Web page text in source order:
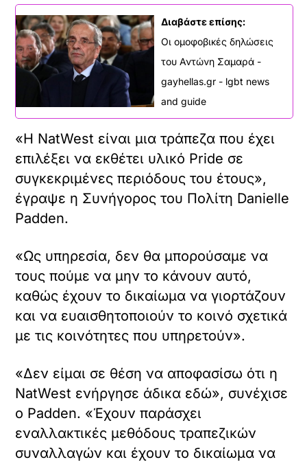
Διαβάστε επίσης:
Οι ομοφοβικές δηλώσεις
του Αντώνη Σαμαρά -
gayhellas.gr - lgbt news
and guide
«Η NatWest είναι μια τράπεζα που έχει
επιλέξει να εκθέτει υλικό Pride σε
συγκεκριμένες περιόδους του έτους»,
έγραψε η Συνήγορος του Πολίτη Danielle
Padden.
«Ως υπηρεσία, δεν θα μπορούσαμε να
τους πούμε να μην το κάνουν αυτό,
καθώς έχουν το δικαίωμα να γιορτάζουν
και να ευαισθητοποιούν το κοινό σχετικά
με τις κοινότητες που υπηρετούν».
«Δεν είμαι σε θέση να αποφασίσω ότι η
NatWest ενήργησε άδικα εδώ», συνέχισε
ο Padden. «Έχουν παράσχει
εναλλακτικές μεθόδους τραπεζικών
συναλλαγών και έχουν το δικαίωμα να